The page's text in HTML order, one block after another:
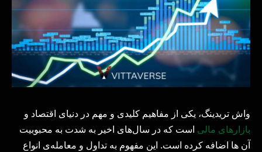
واش تریدینگ، یکی از مفاهیم کلیدی و مهم در دنیای اقتصاد و
بازارهای مالی است که در سال‌های اخیر به شدت به محبوبیت
آن ها اضافه کرده است. این مفهوم به تداول و معامله‌ی انواع